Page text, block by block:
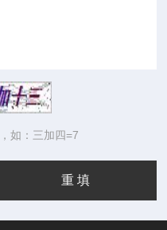
如：三加四=7